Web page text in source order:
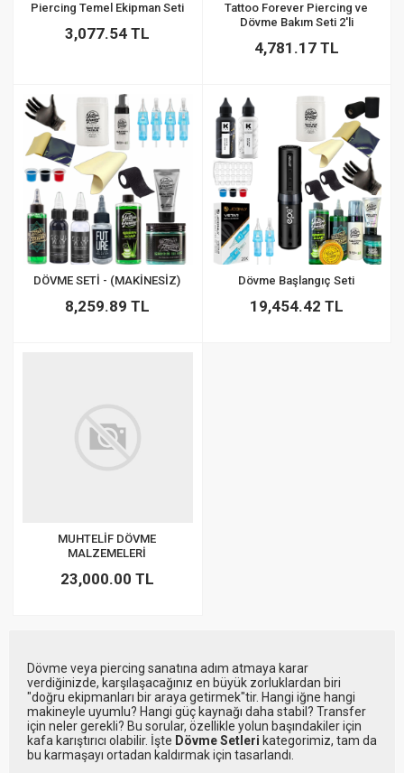
Piercing Temel Ekipman Seti
3,077.54 TL
Tattoo Forever Piercing ve
Dövme Bakım Seti 2'li
4,781.17 TL
DÖVME SETİ - (MAKİNESİZ)
8,259.89 TL
Dövme Başlangıç Seti
19,454.42 TL
MUHTELİF DÖVME
MALZEMELERİ
23,000.00 TL
Dövme veya piercing sanatına adım atmaya karar
verdiğinizde, karşılaşacağınız en büyük zorluklardan biri
"doğru ekipmanları bir araya getirmek"tir. Hangi iğne hangi
makineyle uyumlu? Hangi güç kaynağı daha stabil? Transfer
için neler gerekli? Bu sorular, özellikle yolun başındakiler için
kafa karıştırıcı olabilir. İşte Dövme Setleri kategorimiz, tam da
bu karmaşayı ortadan kaldırmak için tasarlandı.